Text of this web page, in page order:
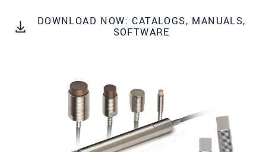
DOWNLOAD NOW: CATALOGS, MANUALS,
SOFTWARE
* Mandatory fields
We treat your data confidentially. Please read our